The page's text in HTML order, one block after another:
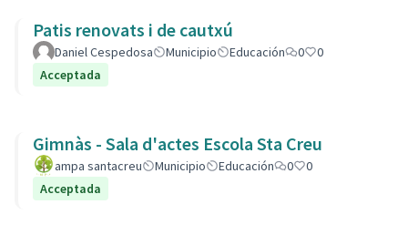
Patis renovats i de cautxú
Daniel Cespedosa Municipio Educación 0
0
Acceptada
Gimnàs - Sala d'actes Escola Sta Creu
ampa santacreu Municipio Educación 0
0
Acceptada